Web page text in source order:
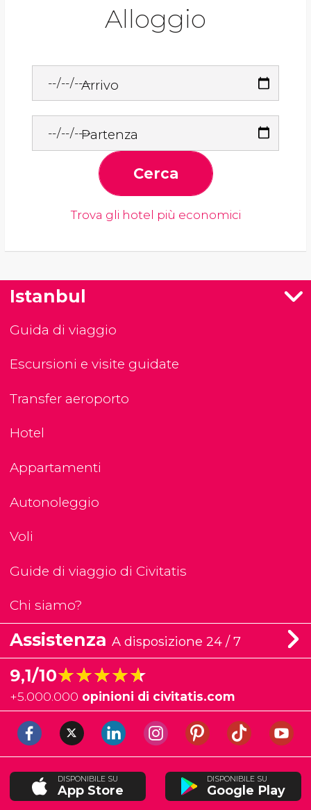
Alloggio
Arrivo
Partenza
Cerca
Trova gli hotel più economici
Istanbul
Guida di viaggio
Escursioni e visite guidate
Transfer aeroporto
Hotel
Appartamenti
Autonoleggio
Voli
Guide di viaggio di Civitatis
Chi siamo?
Assistenza A disposizione 24 / 7
9,1/10★★★★★
★★★★★
+5.000.000 opinioni di civitatis.com
DISPONIBILE SU
App Store
DISPONIBILE SU
Google Play